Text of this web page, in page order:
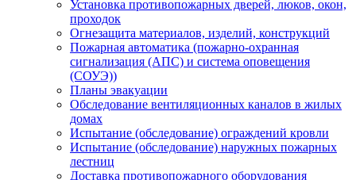
Установка противопожарных дверей, люков, окон,
проходок
Огнезащита материалов, изделий, конструкций
Пожарная автоматика (пожарно-охранная
сигнализация (АПС) и система оповещения
(СОУЭ))
Планы эвакуации
Обследование вентиляционных каналов в жилых
домах
Испытание (обследование) ограждений кровли
Испытание (обследование) наружных пожарных
лестниц
Доставка противопожарного оборудования